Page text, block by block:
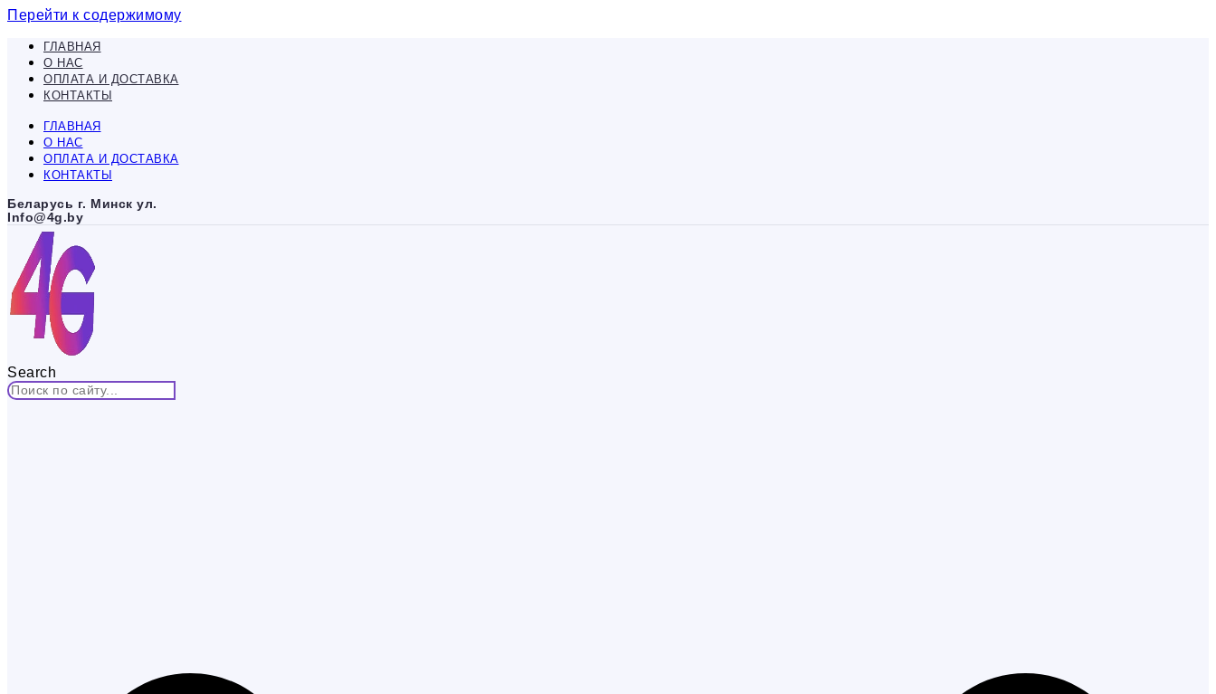
Перейти к содержимому
ГЛАВНАЯ
О НАС
ОПЛАТА И ДОСТАВКА
КОНТАКТЫ
ГЛАВНАЯ
О НАС
ОПЛАТА И ДОСТАВКА
КОНТАКТЫ
Беларусь г. Минск ул.
Info@4g.by
Search